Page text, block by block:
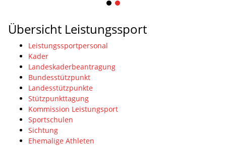
1 2
Übersicht Leistungssport
Leistungssportpersonal
Kader
Landeskaderbeantragung
Bundesstützpunkt
Landesstützpunkte
Stützpunkttagung
Kommission Leistungsport
Sportschulen
Sichtung
Ehemalige Athleten